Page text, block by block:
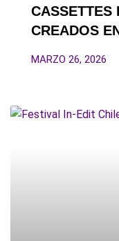
CASSETTES
CREADOS
MARZO 26, 2026